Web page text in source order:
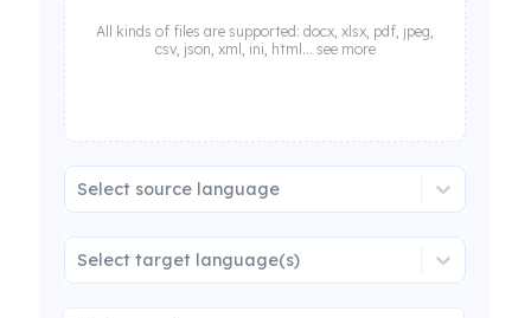
All kinds of files are supported: docx, xlsx, pdf, jpeg,
csv, json, xml, ini, html... see more
Select source language
Select target language(s)